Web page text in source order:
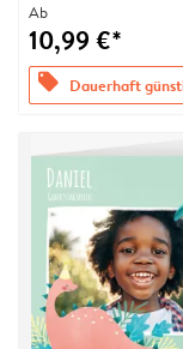
Ab
10,99 €*
offers Dauerhaft